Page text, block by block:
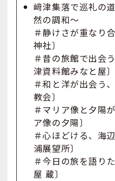
﨑津集落で巡礼の
然の調和〜
＃静けさが重なり
神社〕
＃昔の旅館で出会
津資料館みなと屋〕
＃和と洋が出会う
教会〕
＃マリア像と夕陽
ア像の夕陽〕
＃心ほどける、海
浦展望所〕
＃今日の旅を語り
屋 蔵〕